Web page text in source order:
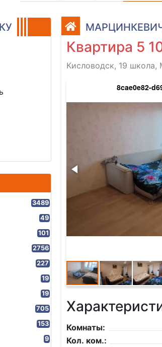
3489
49
101
2756
227
19
19
705
153
9
Квартира 5
Кисловодск, 19 школа,
8cae0e82-
Комнаты:
Кол. ком.: